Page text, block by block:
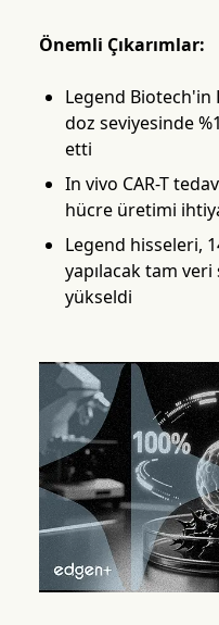
Önemli Çıkarımlar:
Legend Biotech'in
doz seviyesinde
etti
In vivo CAR-T
hücre üretimi
Legend hisseleri,
yapılacak tam
yükseldi